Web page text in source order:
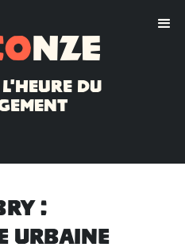
nze
l'heure du
:
urbaine